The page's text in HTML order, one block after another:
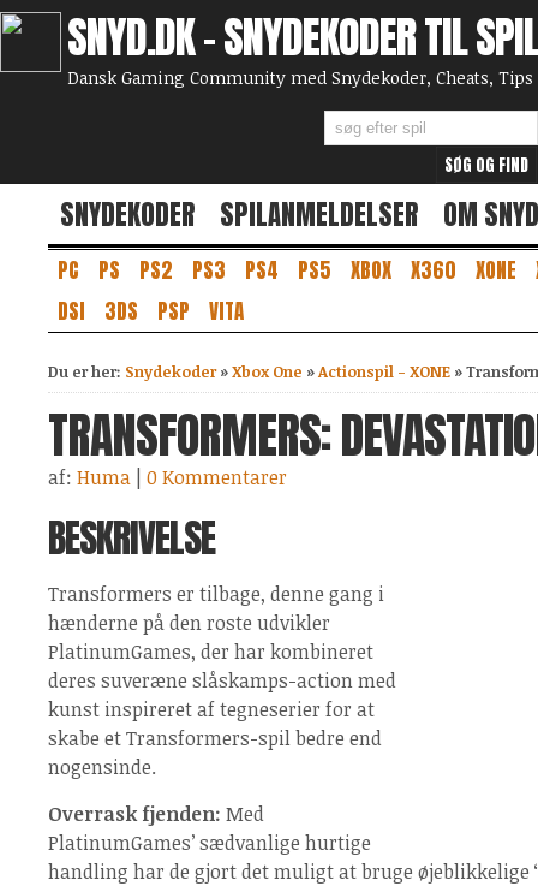
SNYD.DK - SNYDEKODER TIL SPIL
Dansk Gaming Community med Snydekoder, Cheats,
SNYDEKODER SPILANMELDELSER OM SNYD
PC PS PS2 PS3 PS4 PS5 XBOX X360 XONE
DSI
3DS PSP VITA
Du er her: Snydekoder»Xbox One »Actionspil - XONE »
TRANSFORMERS:
af: Huma 0 Kommentarer
BESKRIVELSE
Transformers er tilbage, denne gang i
hænderne på den roste udvikler
PlatinumGames, der har kombineret
deres suveræne slåskamps-action med
kunst inspireret af tegneserier for at
skabe et Transformers-spil bedre end
nogensinde.
Overrask fjenden: Med
PlatinumGames’ sædvanlige hurtige
handling har de gjort det muligt at bruge øjeblikkelige